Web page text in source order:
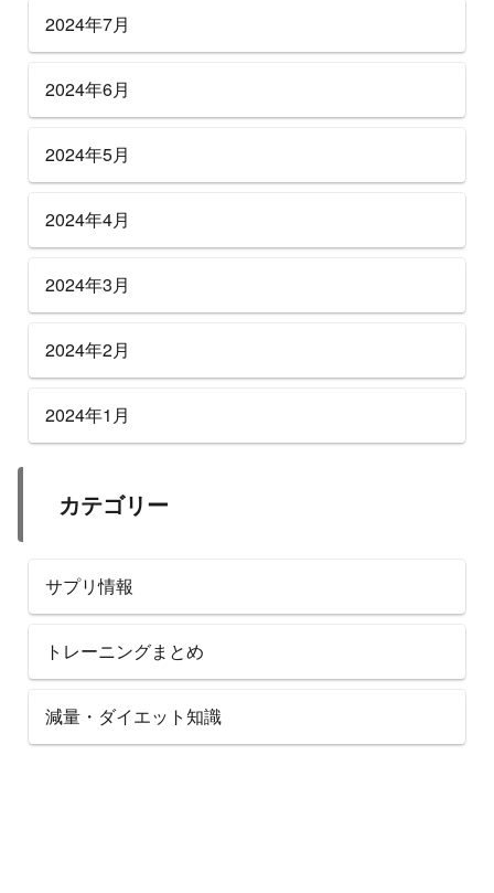
2024年7月
2024年6月
2024年5月
2024年4月
2024年3月
2024年2月
2024年1月
カテゴリー
サプリ情報
トレーニングまとめ
減量・ダイエット知識